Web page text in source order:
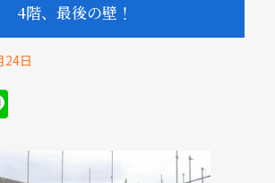
4階、最後の壁！
24日
Li
e